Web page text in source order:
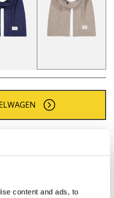
content and ads, to
vóór 12:00 uur
dezelfde dag verzonden